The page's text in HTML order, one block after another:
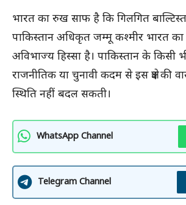
भारत का रुख साफ है कि गिलगित
पाकिस्तान अधिकृत जम्मू कश्मीर भारत
अविभाज्य हिस्सा है। पाकिस्तान के किसी
राजनीतिक या चुनावी कदम से इस क्षेत्र की
स्थिति नहीं बदल सकती।
WhatsApp Channel
Telegram Channel